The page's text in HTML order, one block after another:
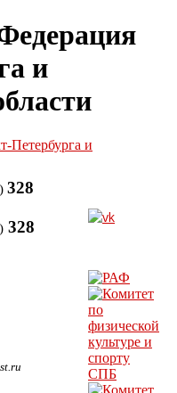
и
328
328